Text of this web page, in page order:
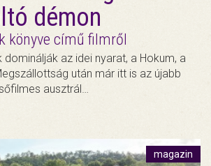
démon
könyve című filmről
az idei nyarat, a Hokum, a
után már itt is az újabb
ausztrál…
magazin